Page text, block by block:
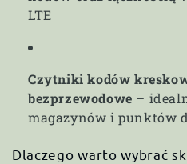
LTE
Czytniki kodów
bezprzewodowe –
magazynów i punktów
Dlaczego warto wybrać